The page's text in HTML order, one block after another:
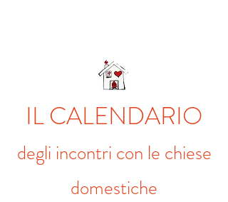
IL CALENDARIO
degli incontri con le chiese
domestiche